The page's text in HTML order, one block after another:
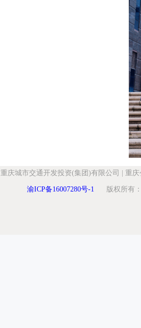
重庆城市交通开发投资(集团)有限公司 重庆
渝ICP备16007280号-1 版权所有：